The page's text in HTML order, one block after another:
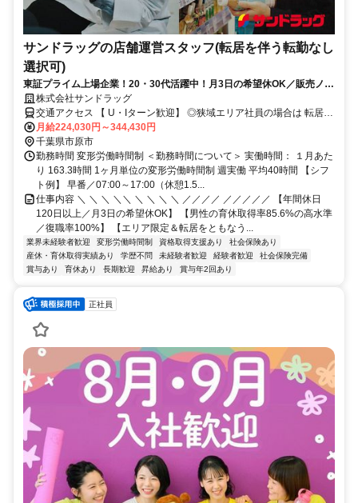
サンドラッグの店舗運営スタッフ(転居を伴う転勤なし
選択可)
東証プライム上場企業！20・30代活躍中！月3日の希望休OK／販売ノル
マなし／年収例32歳SV816万円／販促企画～商品管理など店舗運営がメ
インの仕事
株式会社サンドラッグ
交通アクセス 【 U・Iターン歓迎】 ◎狭域エリア社員の場合は 転居を
伴う転勤はありません。 ◎マイカー通勤OK
月給224,030円～344,430円
千葉県市原市
勤務時間 変形労働時間制 ＜勤務時間について＞ 実働時間： １月あた
り 163.3時間 1ヶ月単位の変形労働時間制 週実働 平均40時間 【シフ
ト例】 早番／07:00～17:00（休憩1.5...
仕事内容 ＼ ＼ ＼ ＼＼ ＼ ＼ ＼ ＼ ／／／／ ／／／／／ 【年間休日
120日以上／月3日の希望休OK】 【男性の育休取得率85.6%の高水準
／復職率100%】 【エリア限定＆転居をともなう...
業界未経験者歓迎 変形労働時間制 資格取得支援あり
社会保険あり
産休・育休取得実績あり
学歴不問 未経験者歓迎 経験者歓迎
社会保険完備
賞与あり
育休あり 長期歓迎 昇給あり 賞与年2回あり
正社員